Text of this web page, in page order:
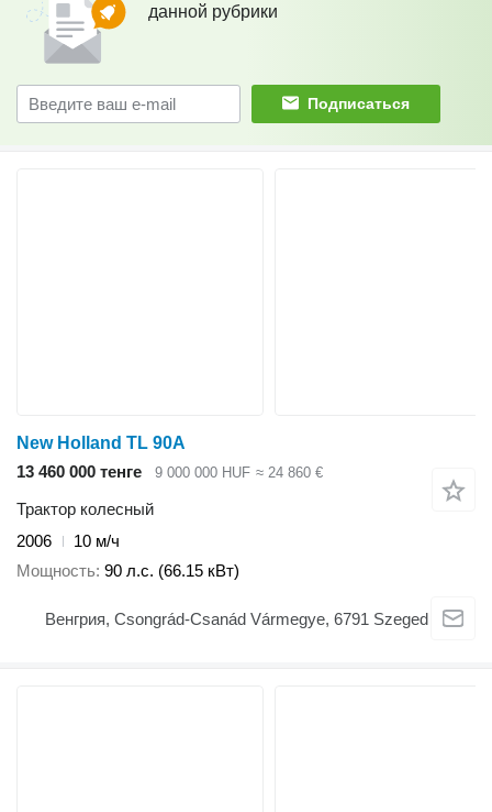
данной рубрики
Подписаться
New Holland TL 90A
13 460 000 тенге
9 000 000 HUF ≈ 24 860 €
Трактор колесный
2006
10 м/ч
Мощность 90 л.с. (66.15 кВт)
Венгрия, Csongrád-Csanád Vármegye, 6791 Szeged